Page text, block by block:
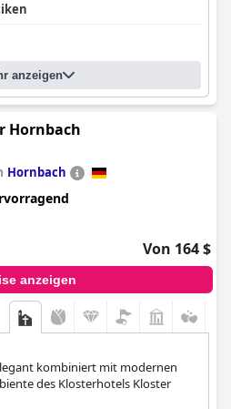
anzeigen
Hornbach
Hornbach
Von 164 $
anzeigen
kombiniert mit modernen
des Klosterhotels Kloster